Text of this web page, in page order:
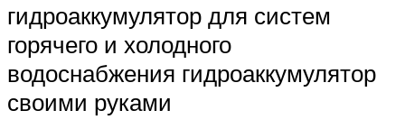
гидроаккумулятор для систем
горячего и холодного
водоснабжения гидроаккумулятор
своими руками